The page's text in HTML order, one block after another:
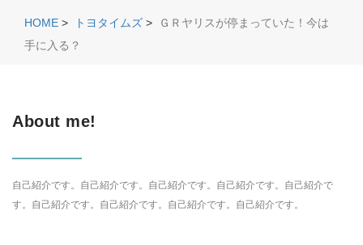
HOME > トヨタイムズ >
ＧＲヤリスが停まっていた！今は
手に入る？
About me!
自己紹介です。自己紹介です。自己紹介です。自己紹介です。自己紹介で
す。自己紹介です。自己紹介です。自己紹介です。自己紹介です。